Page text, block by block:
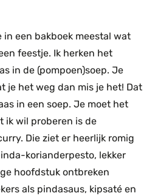
een bakboek meestal wat
feestje. Ik herken het
in de (pompoen)soep. Je
je het weg dan mis je het! Dat
in een soep. Je moet het
ik wil proberen is de
Die ziet er heerlijk romig
korianderpesto, lekker
hoofdstuk ontbreken
als pindasaus, kipsaté en